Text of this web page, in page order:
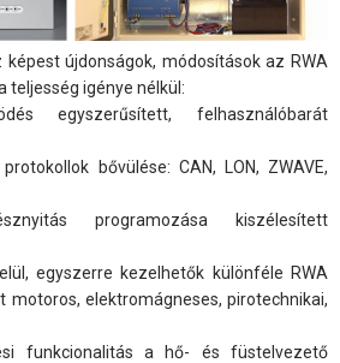
újdonságok, módosítások az RWA
teljesség igénye nélkül:
egyszerűsített, felhasználóbarát
bővülése: CAN, LON, ZWAVE,
programozása kiszélesített
egyszerre kezelhetők különféle RWA
motoros, elektromágneses, pirotechnikai,
funkcionalitás a hő- és füstelvezető